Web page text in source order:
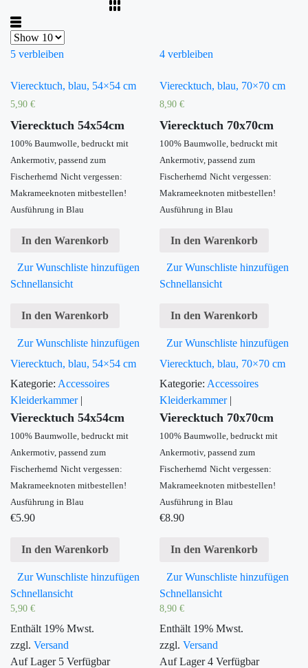
5 verbleiben
Vierecktuch, blau, 54×54 cm
5,90 €
Vierecktuch 54x54cm
100% Baumwolle, bedruckt mit
Ankermotiv, passend zum
Fischerhemd Nicht vergessen:
Makrameeknoten mitbestellen!
Ausführung in Blau
In den Warenkorb
Zur Wunschliste hinzufügen
Schnellansicht
In den Warenkorb
Zur Wunschliste hinzufügen
Vierecktuch, blau, 54×54 cm
Kategorie: Accessoires
Kleiderkammer |
Vierecktuch 54x54cm
100% Baumwolle, bedruckt mit
Ankermotiv, passend zum
Fischerhemd Nicht vergessen:
Makrameeknoten mitbestellen!
Ausführung in Blau
€5.90
In den Warenkorb
Zur Wunschliste hinzufügen
Schnellansicht
5,90 €
Enthält 19% Mwst.
zzgl. Versand
Auf Lager5 Verfügbar
4 verbleiben
Vierecktuch, blau, 70×70 cm
8,90€
Vierecktuch 70x70cm
100% Baumwolle, bedruckt mit
Ankermotiv, passend zum
Fischerhemd Nicht vergessen:
Makrameeknoten mitbestellen!
Ausführung in Blau
In den Warenkorb
Zur Wunschliste hinzufügen
Schnellansicht
In den Warenkorb
Zur Wunschliste hinzufügen
Vierecktuch, blau, 70×70 cm
Kategorie: Accessoires
Kleiderkammer |
Vierecktuch 70x70cm
100% Baumwolle, bedruckt mit
Ankermotiv, passend zum
Fischerhemd Nicht vergessen:
Makrameeknoten mitbestellen!
Ausführung in Blau
€8.90
In den Warenkorb
Zur Wunschliste hinzufügen
Schnellansicht
8,90€
Enthält 19% Mwst.
zzgl.Versand
Auf Lager4Verfügbar